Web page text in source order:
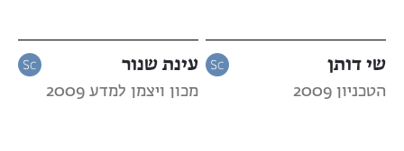
שי דותן
הטכניון 2009
עינת שנור
מכון ויצמן למדע 2009